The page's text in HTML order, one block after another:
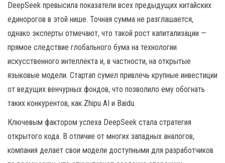
DeepSeek превысила показатели всех предыдущих китайских
единорогов в этой нише. Точная сумма не разглашается,
однако эксперты отмечают, что такой рост капитализации —
прямое следствие глобального бума на технологии
искусственного интеллекта и, в частности, на открытые
языковые модели. Стартап сумел привлечь крупные инвестиции
от ведущих венчурных фондов, что позволило ему обогнать
таких конкурентов, как Zhipu AI и Baidu.
Ключевым фактором успеха DeepSeek стала стратегия
открытого кода. В отличие от многих западных аналогов,
компания делает свои модели доступными для разработчиков